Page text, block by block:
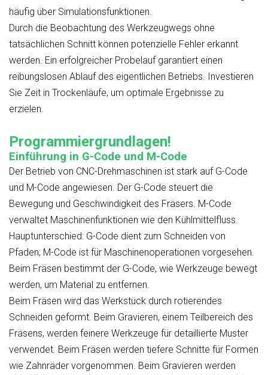
häufig über Simulationsfunktionen.
Durch die Beobachtung des Werkzeugwegs ohne
tatsächlichen Schnitt können potenzielle Fehler erkannt
werden. Ein erfolgreicher Probelauf garantiert einen
reibungslosen Ablauf des eigentlichen Betriebs. Investieren
Sie Zeit in Trockenläufe, um optimale Ergebnisse zu
erzielen.
Programmiergrundlagen!
Einführung in G-Code und M-Code
Der Betrieb von CNC-Drehmaschinen ist stark auf G-Code
und M-Code angewiesen. Der G-Code steuert die
Bewegung und Geschwindigkeit des Fräsers. M-Code
verwaltet Maschinenfunktionen wie den Kühlmittelfluss.
Hauptunterschied: G-Code dient zum Schneiden von
Pfaden; M-Code ist für Maschinenoperationen vorgesehen.
Beim Fräsen bestimmt der G-Code, wie Werkzeuge bewegt
werden, um Material zu entfernen.
Beim Fräsen wird das Werkstück durch rotierendes
Schneiden geformt. Beim Gravieren, einem Teilbereich des
Fräsens, werden feinere Werkzeuge für detaillierte Muster
verwendet. Beim Fräsen werden tiefere Schnitte für Formen
wie Zahnräder vorgenommen. Beim Gravieren werden